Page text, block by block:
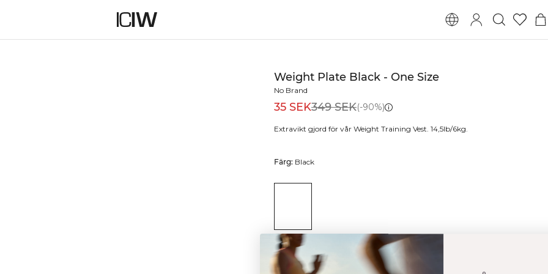
Weight Plate Black - One Size
No Brand
35 SEK349 SEK(-90%)
Extravikt gjord för vår Weight Training Vest. 14,5lb/6kg.
Färg: Black
SLUTSÅLD - MEDDELA MIG